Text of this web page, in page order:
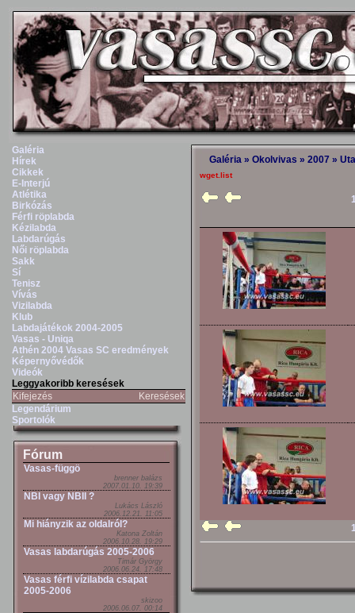
Galéria
Hírek
Cikkek
E-Interjú
Atlétika
Birkózás
Férfi röplabda
Kézilabda
Labdarúgás
Női röplabda
Sakk
Sí
Tenisz
Vívás
Vizilabda
Klub
Labdajátékok 2004-2005
Vasas - Uniqa
Athén 2004 Vasas SC eredmények
Képernyővédők
Videók
Leggyakoribb keresések
Kifejezés
Keresések
Legendárium
Sportolók
Fórum
Vasas-függö
brenner balázs
2007.01.10. 19:39
NBI vagy NBII ?
Lukács László
2006.12.21. 11:05
Mi hiányzik az oldalról?
Katona Zoltán
2006.10.28. 19:29
Vasas labdarúgás 2005-2006
Timár György
2006.06.24. 17:48
Vasas férfi vízilabda csapat
2005-2006
skizoo
2006.06.07. 00:14
Galéria » Okolvivas » 2007 »
wget.list